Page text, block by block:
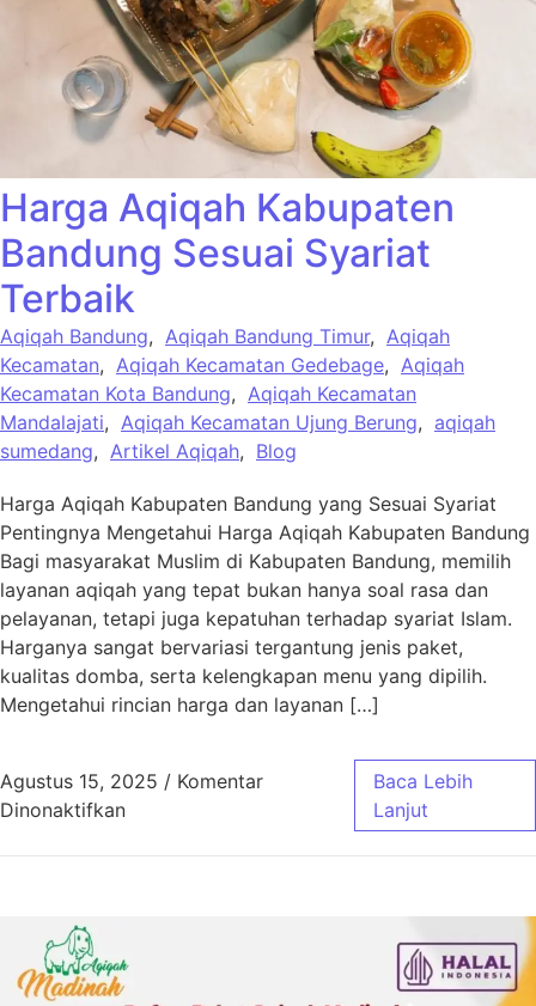
Harga Aqiqah Kabupaten
Bandung Sesuai Syariat
Terbaik
Aqiqah Bandung, Aqiqah Bandung Timur, Aqiqah
Kecamatan, Aqiqah Kecamatan Gedebage, Aqiqah
Kecamatan Kota Bandung, Aqiqah Kecamatan
Mandalajati, Aqiqah Kecamatan Ujung Berung, aqiqah
sumedang, Artikel Aqiqah, Blog
Harga Aqiqah Kabupaten Bandung yang Sesuai Syariat
Pentingnya Mengetahui Harga Aqiqah Kabupaten Bandung
Bagi masyarakat Muslim di Kabupaten Bandung, memilih
layanan aqiqah yang tepat bukan hanya soal rasa dan
pelayanan, tetapi juga kepatuhan terhadap syariat Islam.
Harganya sangat bervariasi tergantung jenis paket,
kualitas domba, serta kelengkapan menu yang dipilih.
Mengetahui rincian harga dan layanan […]
Agustus 15, 2025 / Komentar
Dinonaktifkanpada Harga Aqiqah Kabupaten Bandung
Baca Lebih
Lanjut